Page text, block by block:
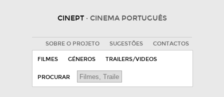
CINEPT · CINEMA PORTUGUÊS
SOBRE O PROJETO SUGESTÕES CONTACTOS
FILMES GÉNEROS TRAILERS/VIDEOS
PROCURAR